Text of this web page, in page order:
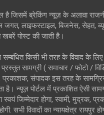
है जिसमें ब्रेकिंग न्यूज़ के अलावा
जगत, लाइफस्टाइल, बिजनेस, सेहत,
पोस्ट की जाती है।
किसी भी तरह के विवाद के
प्रस्तुत सामग्री ( समाचार / फोटो /
प्रकाशक, संपादक इस तरह के
है। न्यूज़ पोर्टल में प्रकाशित ऐसी
स्वयं जिम्मेदार होगा, स्वामी, मुद्रक,
सभी विवादों का न्यायक्षेत्र रायपुर